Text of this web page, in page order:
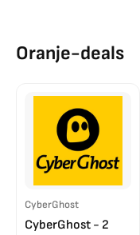
Oranje-deals
CyberGhost
CyberGhost - 2